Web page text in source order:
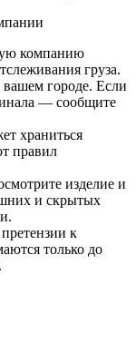
компанию
груза.
вашем городе. Если
— сообщите
храниться
правил
изделие и
и скрытых
к
только до